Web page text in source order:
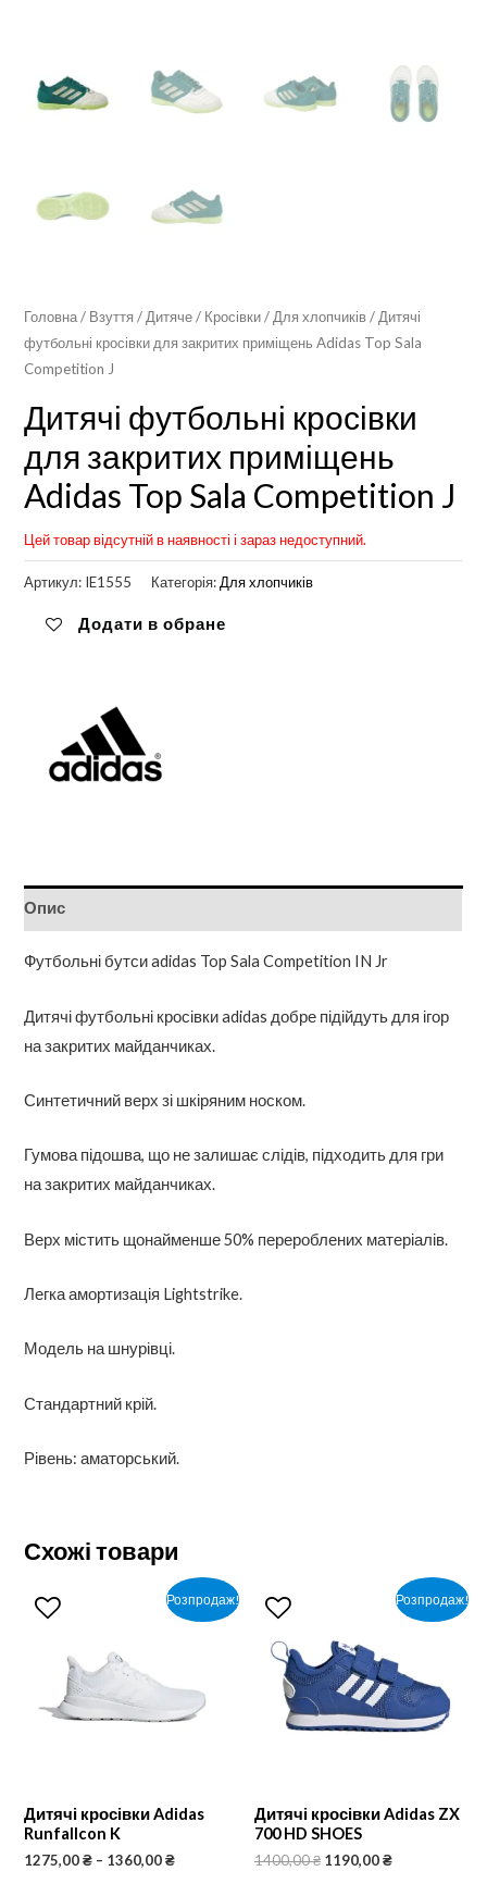
Головна/ Взуття / Дитяче/ Кросівки/ Для хлопчиків/ Дитячі
футбольні кросівки для закритих приміщень Adidas Top Sala
Competition J
Дитячі футбольні кросівки
для закритих приміщень
Adidas Top Sala Competition J
Цей товар відсутній в наявності і зараз недоступний.
Артикул: IE1555 Категорія: Для хлопчиків
Додати в обране
Опис
Футбольні бутси adidas Top Sala Competition IN Jr
Дитячі футбольні кросівки adidas добре підійдуть для ігор
на закритих майданчиках.
Синтетичний верх зі шкіряним носком.
Гумова підошва, що не залишає слідів, підходить для гри
на закритих майданчиках.
Верх містить щонайменше 50% перероблених матеріалів.
Легка амортизація Lightstrike.
Модель на шнурівці.
Стандартний крій.
Рівень: аматорський.
Схожі товари
Розпродаж!
Дитячі кросівки Adidas
Runfallcon K
1275,00₴ – 1360,00₴
Розпродаж!
Дитячі кросівки Adidas ZX
700 HD SHOES
1400,00₴ 1190,00₴